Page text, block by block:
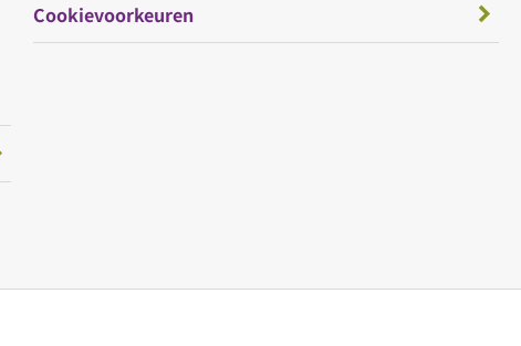
Cookievoorkeuren